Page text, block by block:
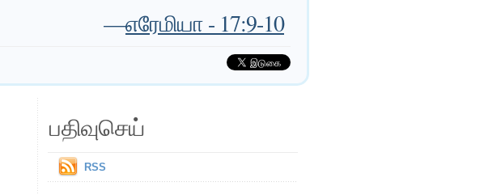
—எரேமியா - 17:9-10
பதிவுசெய்
RSS